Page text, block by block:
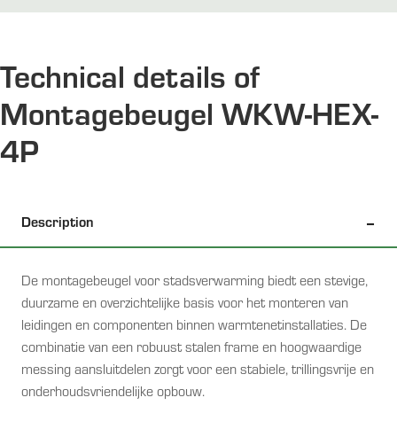
Technical details of
Montagebeugel WKW-HEX-
4P
Description
De montagebeugel voor stadsverwarming biedt een stevige,
duurzame en overzichtelijke basis voor het monteren van
leidingen en componenten binnen warmtenetinstallaties. De
combinatie van een robuust stalen frame en hoogwaardige
messing aansluitdelen zorgt voor een stabiele, trillingsvrije en
onderhoudsvriendelijke opbouw.